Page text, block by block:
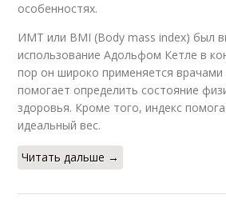
особенностях.
ИМТ или BMI (Body mass index) был
использование Адольфом Кетле в
пор он широко применяется
помогает определить состояние
здоровья. Кроме того, индекс
идеальный вес.
Читать дальше →